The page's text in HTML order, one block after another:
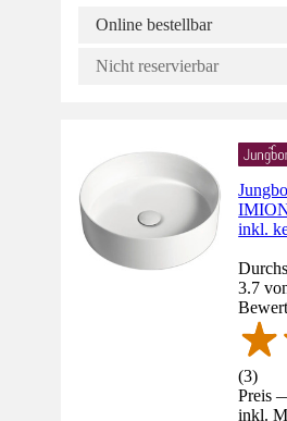
Online bestellbar
Nicht reservierbar
inkl.
3.7
(3)
Preis
inkl.